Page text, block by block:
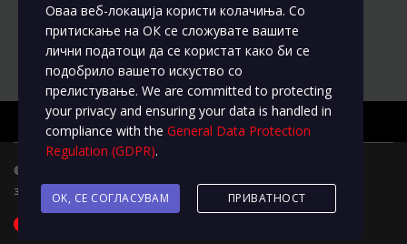
© 2020
задржуваат сите права на измени
Оваа веб-локација користи колачиња. Со
притискање на ОК се сложувате вашите
лични податоци да се користат како би се
подобрило вашето искуство со
прелистување. We are committed to protecting
your privacy and ensuring your data is handled in
compliance with the General Data Protection
Regulation (GDPR).
OK, СЕ СОГЛАСУВАМ ПРИВАТНОСТ